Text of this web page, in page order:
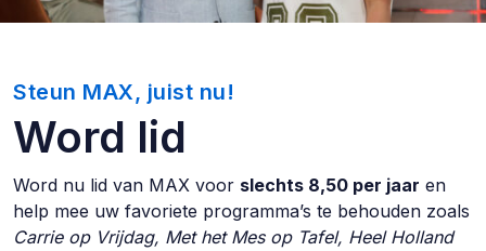
Steun MAX, juist nu!
Word lid
Word nu lid van MAX voor slechts 8,50 per jaar en
help mee uw favoriete programma’s te behouden zoals
Carrie op Vrijdag, Met het Mes op Tafel, Heel Holland